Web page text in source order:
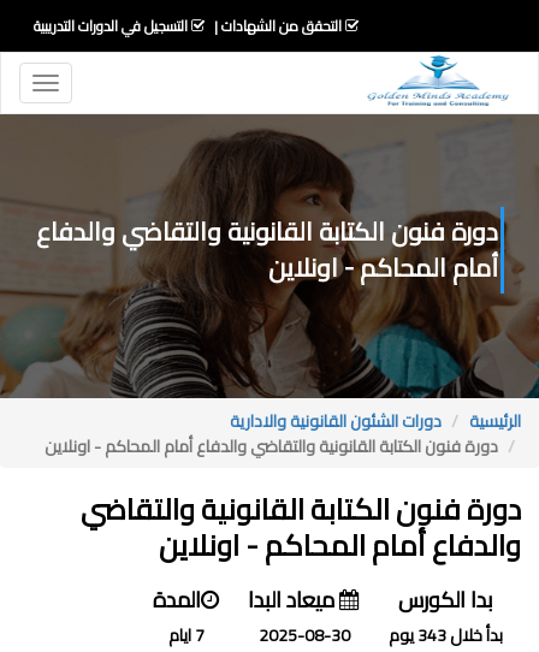
التسجيل في الدورات التدريبية التحقق من الشهادات
Toggle
دورة فنون الكتابة القانونية والتقاضي والدفاع
أمام المحاكم - اونلاين
الرئيسية
دورات الشئون القانونية والادارية
دورة فنون الكتابة القانونية والتقاضي والدفاع أمام المحاكم - اونلاين
دورة فنون الكتابة القانونية والتقاضي
والدفاع أمام المحاكم - اونلاين
بدا الكورس
بدأ خلال 343 يوم
ميعاد البدا
2025-08-30
المدة
7 ايام